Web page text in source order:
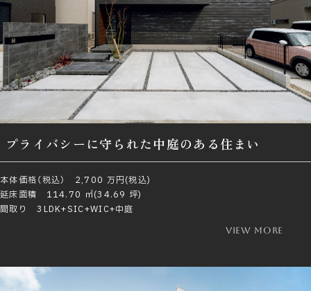
プライバシーに守られた中庭のある住まい
本体価格（税込） 2,700 万円(税込)
延床面積 114.70 ㎡(34.69 坪)
間取り 3LDK+SIC+WIC+中庭
view more